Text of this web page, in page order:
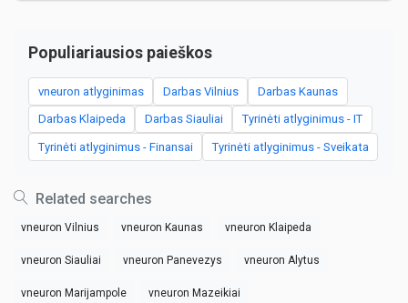
Populiariausios paieškos
vneuron atlyginimas Darbas Vilnius Darbas Kaunas
Darbas Klaipeda Darbas Siauliai Tyrinėti atlyginimus - IT
Tyrinėti atlyginimus - Finansai Tyrinėti atlyginimus - Sveikata
Related searches
vneuron Vilnius vneuron Kaunas vneuron Klaipeda
vneuron Siauliai vneuron Panevezys vneuron Alytus
vneuron Marijampole vneuron Mazeikiai